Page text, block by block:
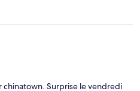
Surprise le vendredi